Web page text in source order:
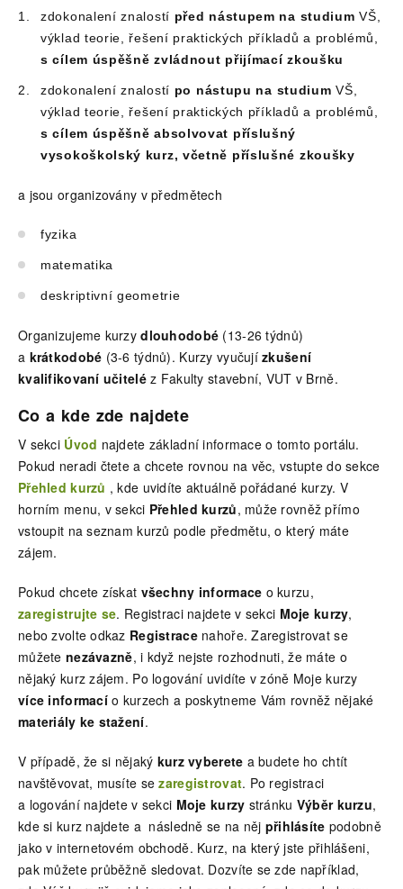
zdokonalení znalostí před nástupem na studium VŠ,
výklad teorie, řešení praktických příkladů a problémů,
s cílem úspěšně zvládnout přijímací zkoušku
zdokonalení znalostí po nástupu na studium VŠ,
výklad teorie, řešení praktických příkladů a problémů,
s cílem úspěšně absolvovat příslušný
vysokoškolský kurz, včetně příslušné zkoušky
a jsou organizovány v předmětech
fyzika
matematika
deskriptivní geometrie
Organizujeme kurzydlouhodobé (13-26 týdnů)
a krátkodobé (3-6 týdnů). Kurzy vyučujízkušení
kvalifikovaní učiteléz Fakulty stavební, VUT v Brně.
Co a kde zde najdete
V sekci Úvod najdete základní informace o tomto portálu.
Pokud neradi čtete a chcete rovnou na věc, vstupte do sekce
Přehled kurzů , kde uvidíte aktuálně pořádané kurzy. V
horním menu, v sekci Přehled kurzů, může rovněž přímo
vstoupit na seznam kurzů podle předmětu, o který máte
zájem.
Pokud chcete získat všechny informace o kurzu,
zaregistrujte se. Registraci najdete v sekci Moje kurzy,
nebo zvolte odkaz Registracenahoře. Zaregistrovat se
můžete nezávazně, i když nejste rozhodnuti, že máte o
nějaký kurz zájem. Po logování uvidíte v zóně Moje kurzy
více informacío kurzech a poskytneme Vám rovněž nějaké
materiály ke stažení.
V případě, že si nějaký kurz vyberete a budete ho chtít
navštěvovat, musíte sezaregistrovat. Po registraci
a logování najdete v sekci Moje kurzy stránku Výběr kurzu,
kde si kurz najdete a následně se na něj přihlásíte podobně
jako v internetovém obchodě. Kurz, na který jste přihlášeni,
pak můžete průběžně sledovat. Dozvíte se zde například,